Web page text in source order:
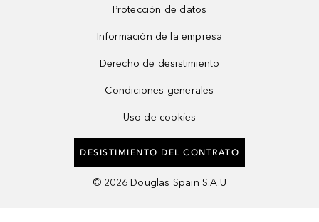
Protección de datos
Información de la empresa
Derecho de desistimiento
Condiciones generales
Uso de cookies
DESISTIMIENTO DEL CONTRATO
© 2026 Douglas Spain S.A.U